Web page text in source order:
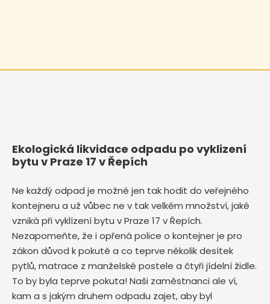
Ekologická likvidace odpadu po vyklizení
bytu v Praze 17 v Řepích
Ne každý odpad je možné jen tak hodit do veřejného
kontejneru a už vůbec ne v tak velkém množství, jaké
vzniká při vyklízení bytu v Praze 17 v Řepích.
Nezapomeňte, že i opřená police o kontejner je pro
zákon důvod k pokutě a co teprve několik desítek
pytlů, matrace z manželské postele a čtyři jídelní židle.
To by byla teprve pokuta! Naši zaměstnanci ale ví,
kam a s jakým druhem odpadu zajet, aby byl